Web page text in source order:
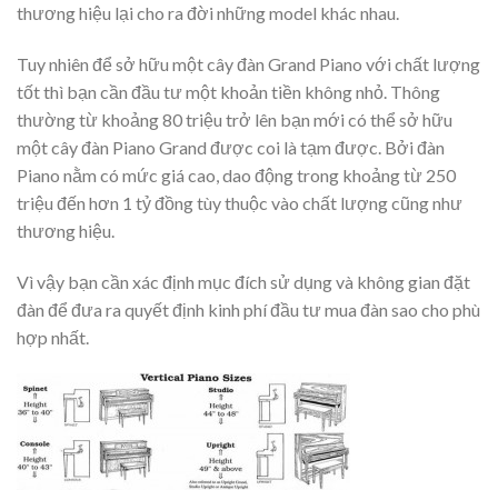
thương hiệu lại cho ra đời những model khác nhau.
Tuy nhiên để sở hữu một cây đàn Grand Piano với chất lượng
tốt thì bạn cần đầu tư một khoản tiền không nhỏ. Thông
thường từ khoảng 80 triệu trở lên bạn mới có thể sở hữu
một cây đàn Piano Grand được coi là tạm được. Bởi đàn
Piano nằm có mức giá cao, dao động trong khoảng từ 250
triệu đến hơn 1 tỷ đồng tùy thuộc vào chất lượng cũng như
thương hiệu.
Vì vậy bạn cần xác định mục đích sử dụng và không gian đặt
đàn để đưa ra quyết định kinh phí đầu tư mua đàn sao cho phù
hợp nhất.